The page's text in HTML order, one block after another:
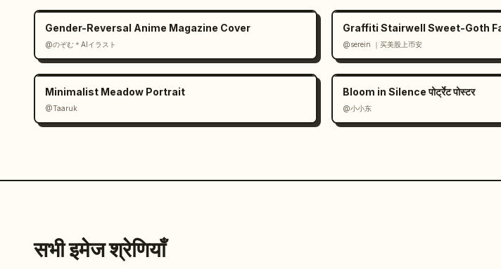
Gender-Reversal Anime Magazine Cover
@のぞむ＊AIイラスト
Graffiti Stairwell Sweet-Goth
@serein ｜买美股上币安
Minimalist Meadow Portrait
@Taaruk
Bloom in Silence पोर्ट्रेट पोस्टर
@小小东
सभी इमेज श्रेणियाँ